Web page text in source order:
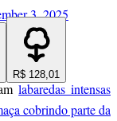
R$ 128,01
3, 2025
labaredas intensas
cobrindo parte da